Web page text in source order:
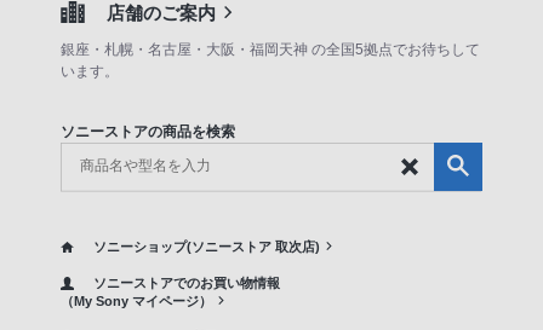
店舗のご案内
銀座・札幌・名古屋・大阪・福岡天神 の全国5拠点でお待ちして
います。
ソニーストアの商品を検索
ソニーショップ(ソニーストア 取次店)
ソニーストアでのお買い物情報
（My Sony マイページ）